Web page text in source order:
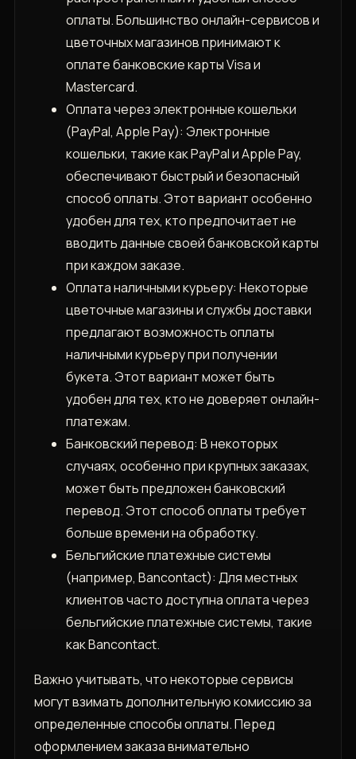
оплаты. Большинство онлайн-сервисов и
цветочных магазинов принимают к
оплате банковские карты Visa и
Mastercard.
Оплата через электронные кошельки
(PayPal, Apple Pay): Электронные
кошельки, такие как PayPal и Apple Pay,
обеспечивают быстрый и безопасный
способ оплаты. Этот вариант особенно
удобен для тех, кто предпочитает не
вводить данные своей банковской карты
при каждом заказе.
Оплата наличными курьеру: Некоторые
цветочные магазины и службы доставки
предлагают возможность оплаты
наличными курьеру при получении
букета. Этот вариант может быть
удобен для тех, кто не доверяет онлайн-
платежам.
Банковский перевод: В некоторых
случаях, особенно при крупных заказах,
может быть предложен банковский
перевод. Этот способ оплаты требует
больше времени на обработку.
Бельгийские платежные системы
(например, Bancontact): Для местных
клиентов часто доступна оплата через
бельгийские платежные системы, такие
как Bancontact.
Важно учитывать, что некоторые сервисы
могут взимать дополнительную комиссию за
определенные способы оплаты. Перед
оформлением заказа внимательно